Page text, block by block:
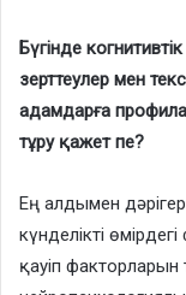
Бүгінде
зерттеулер мен
адамдарға
тұру қажет пе?
Ең алдымен
күнделікті
қауіп